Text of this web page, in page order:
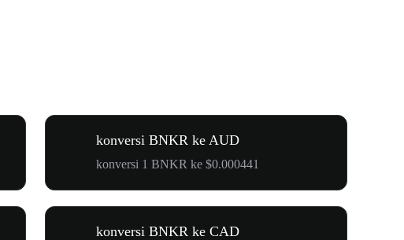
konversi BNKR ke AUD
konversi 1 BNKR ke $0.000441
konversi BNKR ke CAD